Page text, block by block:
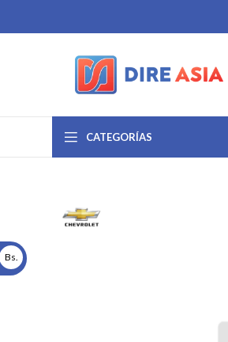
CATEGORÍAS
Bs.